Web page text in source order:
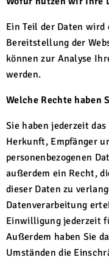
Ein Teil der Daten
Bereitstellung der
können zur Analyse
werden.
Welche Rechte haben
Sie haben jederzeit
Herkunft, Empfänger
personenbezogenen
außerdem ein Recht,
dieser Daten zu
Datenverarbeitung
Einwilligung jederzeit
Außerdem haben Sie
Umständen die